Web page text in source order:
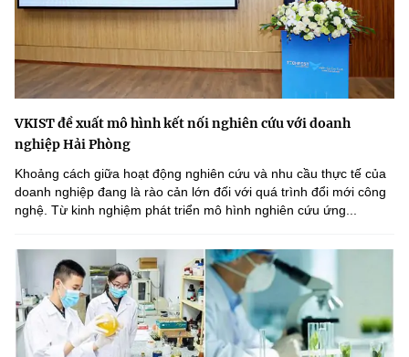
VKIST đề xuất mô hình kết nối nghiên cứu với doanh
nghiệp Hải Phòng
Khoảng cách giữa hoạt động nghiên cứu và nhu cầu thực tế của
doanh nghiệp đang là rào cản lớn đối với quá trình đổi mới công
nghệ. Từ kinh nghiệm phát triển mô hình nghiên cứu ứng...